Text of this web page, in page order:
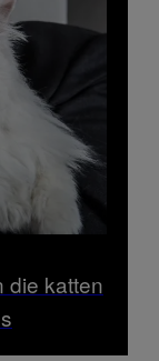
die katten